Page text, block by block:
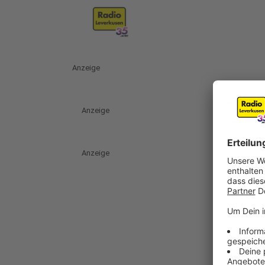
Anzeige
Anzeige
Anzeige